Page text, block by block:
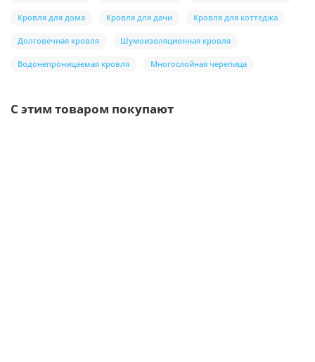
Кровля для дома Кровля для дачи Кровля для коттеджа
Долговечная кровля Шумоизоляционная кровля
Водонепроницаемая кровля Многослойная черепица
С этим товаром покупают